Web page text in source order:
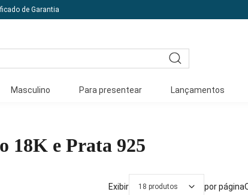
de Garantia
Masculino Para presentear Lançamentos
18K e Prata 925
Exibir 18 produtos por página